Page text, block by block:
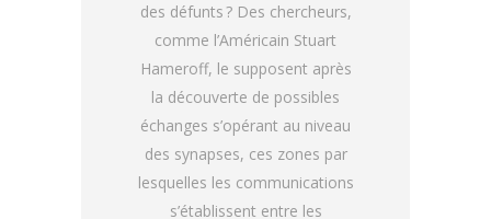
des défunts ? Des chercheurs,
comme l’Américain Stuart
Hameroff, le supposent après
la découverte de possibles
échanges s’opérant au niveau
des synapses, ces zones par
lesquelles les communications
s’établissent entre les